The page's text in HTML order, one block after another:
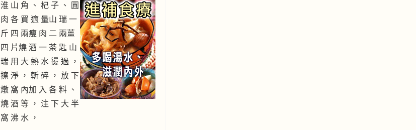
淮 山 角 、 杞 子 、 圓
肉 各 買 適 量山 瑞 一
斤 四 兩瘦 肉 二 兩薑
四 片燒 酒 一 茶 匙 山
瑞 用 大 熱 水 燙 過 ，
擦 淨 ， 斬 碎 ， 放 下
燉 窩 內加 入 各 料 、
燒 酒 等 ， 注 下 大 半
窩 沸 水 ，